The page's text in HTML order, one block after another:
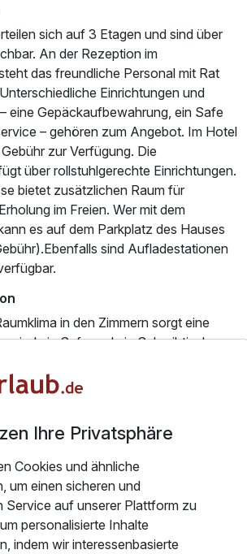
p.P. ab124,00 €
Einzelnutzung
sich auf 3 Etagen und sind über
An der Rezeption im
das freundliche Personal mit Rat
Einrichtungen und
eine Gepäckaufbewahrung, ein Safe
– gehören zum Angebot. Im Hotel
zur Verfügung. Die
über rollstuhlgerechte Einrichtungen.
bietet zusätzlichen Raum für
im Freien. Wer mit dem
es auf dem Parkplatz des Hauses
sind Aufladestationen
in den Zimmern sorgt eine
sind ein Safe und ein Schreibtisch
von einem Telefon, einem TV und
gastronomische Einrichtungen zur
und eine Bar. Ein leckeres
Energie für den Tag.
Ihre Privatsphäre
Cookies und ähnliche
um einen sicheren und
Service auf unserer Plattform zu
personalisierte Inhalte
indem wir interessenbasierte